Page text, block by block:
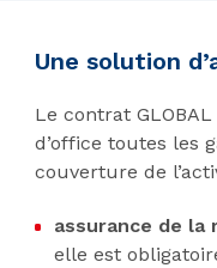
Une solution
Le contrat GLOBAL
d’office toutes les
couverture de
assurance de la
elle est